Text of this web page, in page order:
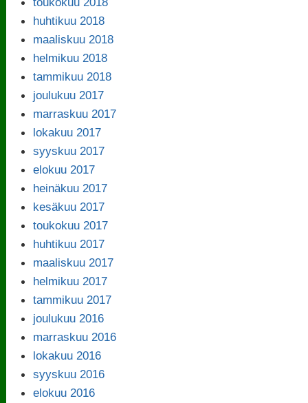
huhtikuu 2018
maaliskuu 2018
helmikuu 2018
tammikuu 2018
joulukuu 2017
marraskuu 2017
lokakuu 2017
syyskuu 2017
elokuu 2017
heinäkuu 2017
kesäkuu 2017
toukokuu 2017
huhtikuu 2017
maaliskuu 2017
helmikuu 2017
tammikuu 2017
joulukuu 2016
marraskuu 2016
lokakuu 2016
syyskuu 2016
elokuu 2016